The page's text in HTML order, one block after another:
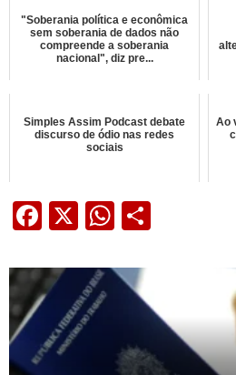
"Soberania política e econômica
sem soberania de dados não
compreende a soberania
nacional", diz pre...
Simples Assim Podcast debate
discurso de ódio nas redes
sociais
Ao
Facebook
X WhatsApp